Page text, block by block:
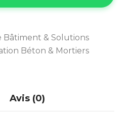
Bâtiment & Solutions
Béton & Mortiers
Avis (0)